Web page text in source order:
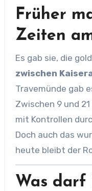
Früher
Zeiten
Es gab sie, die
zwischen
Travemünde gab
Zwischen 9 und
mit Kontrollen
Doch auch das
heute bleibt der
Was darf